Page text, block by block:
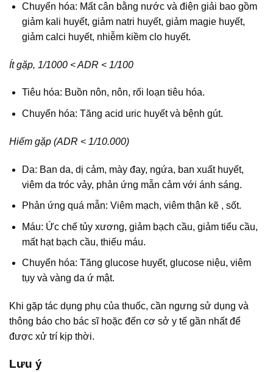
Chuyển hóa: Mất cân bằng nước và điện giải bao gồm
giảm kali huyết, giảm natri huyết, giảm magie huyết,
giảm calci huyết, nhiễm kiềm clo huyết.
Ít gặp, 1/1000 < ADR < 1/100
Tiêu hóa: Buồn nôn, nôn, rối loạn tiêu hóa.
Chuyển hóa: Tăng acid uric huyết và bệnh gút.
Hiếm gặp (ADR < 1/10.000)
Da: Ban da, dị cảm, mày đay, ngứa, ban xuất huyết,
viêm da tróc vảy, phản ứng mẫn cảm với ánh sáng.
Phản ứng quá mẫn: Viêm mạch, viêm thận kẽ , sốt.
Máu: Ức chế tủy xương, giảm bạch cầu, giảm tiểu cầu,
mất hạt bạch cầu, thiếu máu.
Chuyển hóa: Tăng glucose huyết, glucose niệu, viêm
tụy và vàng da ứ mật.
Khi gặp tác dụng phụ của thuốc, cần ngưng sử dụng và
thông báo cho bác sĩ hoặc đến cơ sở y tế gần nhất để
được xử trí kịp thời.
Lưu ý